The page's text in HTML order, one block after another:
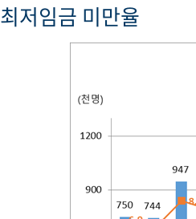
최저임금 미만율